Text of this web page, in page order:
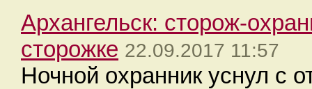
​Архангельск: сторож-
сторожке 22.09.2017 11:57
Ночной охранник уснул с